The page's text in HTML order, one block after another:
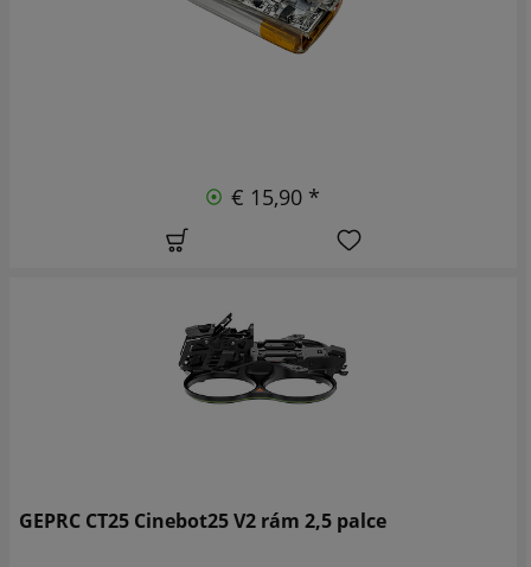
€ 15,90 *
GEPRC CT25 Cinebot25 V2 rám 2,5 palce